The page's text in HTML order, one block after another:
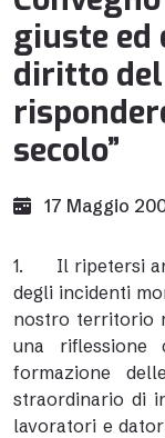
giuste ed
diritto
secolo”
17 Maggio
1. Il ripetersi
degli incidenti
nostro territorio
una
formazione
straordinario di
lavoratori e